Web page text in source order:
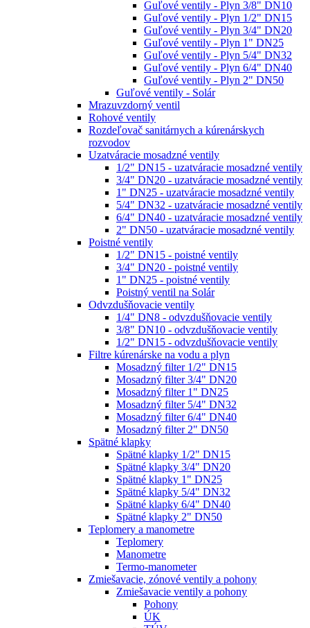
Guľové ventily - Plyn 3/8" DN10
Guľové ventily - Plyn 1/2" DN15
Guľové ventily - Plyn 3/4" DN20
Guľové ventily - Plyn 1" DN25
Guľové ventily - Plyn 5/4" DN32
Guľové ventily - Plyn 6/4" DN40
Guľové ventily - Plyn 2" DN50
Guľové ventily - Solár
Mrazuvzdorný ventil
Rohové ventily
Rozdeľovač sanitárnych a kúrenárskych
rozvodov
Uzatváracie mosadzné ventily
1/2" DN15 - uzatváracie mosadzné ventily
3/4" DN20 - uzatváracie mosadzné ventily
1" DN25 - uzatváracie mosadzné ventily
5/4" DN32 - uzatváracie mosadzné ventily
6/4" DN40 - uzatváracie mosadzné ventily
2" DN50 - uzatváracie mosadzné ventily
Poistné ventily
1/2" DN15 - poistné ventily
3/4" DN20 - poistné ventily
1" DN25 - poistné ventily
Poistný ventil na Solár
Odvzdušňovacie ventily
1/4" DN8 - odvzdušňovacie ventily
3/8" DN10 - odvzdušňovacie ventily
1/2" DN15 - odvzdušňovacie ventily
Filtre kúrenárske na vodu a plyn
Mosadzný filter 1/2" DN15
Mosadzný filter 3/4" DN20
Mosadzný filter 1" DN25
Mosadzný filter 5/4" DN32
Mosadzný filter 6/4" DN40
Mosadzný filter 2" DN50
Spätné klapky
Spätné klapky 1/2" DN15
Spätné klapky 3/4" DN20
Spätné klapky 1" DN25
Spätné klapky 5/4" DN32
Spätné klapky 6/4" DN40
Spätné klapky 2" DN50
Teplomery a manometre
Teplomery
Manometre
Termo-manometer
Zmiešavacie, zónové ventily a pohony
Zmiešavacie ventily a pohony
Pohony
ÚK